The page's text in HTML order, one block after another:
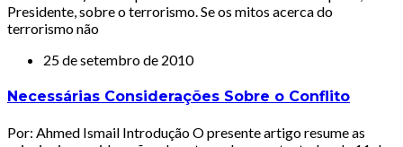
Presidente, sobre o terrorismo. Se os mitos acerca do
terrorismo não
25 de setembro de 2010
Necessárias Considerações Sobre o Conflito
Por: Ahmed Ismail Introdução O presente artigo resume as